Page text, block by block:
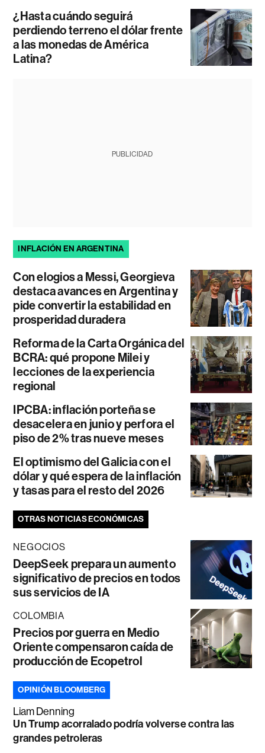
¿Hasta cuándo seguirá
perdiendo terreno el dólar frente
a las monedas de América
Latina?
PUBLICIDAD
INFLACIÓN EN ARGENTINA
Con elogios a Messi, Georgieva
destaca avances en Argentina y
pide convertir la estabilidad en
prosperidad duradera
Reforma de la Carta Orgánica del
BCRA: qué propone Milei y
lecciones de la experiencia
regional
IPCBA: inflación porteña se
desacelera en junio y perfora el
piso de 2% tras nueve meses
El optimismo del Galicia con el
dólar y qué espera de la inflación
y tasas para el resto del 2026
OTRAS NOTICIAS ECONÓMICAS
NEGOCIOS
DeepSeek prepara un aumento
significativo de precios en todos
sus servicios de IA
COLOMBIA
Precios por guerra en Medio
Oriente compensaron caída de
producción de Ecopetrol
OPINIÓN BLOOMBERG
Liam Denning
Un Trump acorralado podría volverse contra las
grandes petroleras